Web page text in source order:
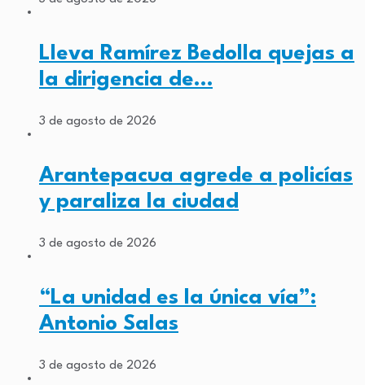
Lleva Ramírez Bedolla quejas a
la dirigencia de…
3 de agosto de 2026
Arantepacua agrede a policías
y paraliza la ciudad
3 de agosto de 2026
“La unidad es la única vía”:
Antonio Salas
3 de agosto de 2026